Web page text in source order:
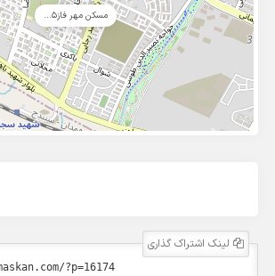
مسکن مهر فاز۵...
لینک اشتراک گذاری